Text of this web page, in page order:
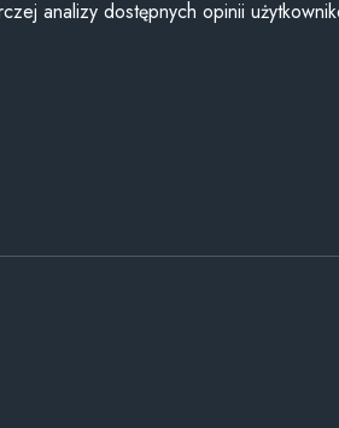
analizy dostępnych opinii